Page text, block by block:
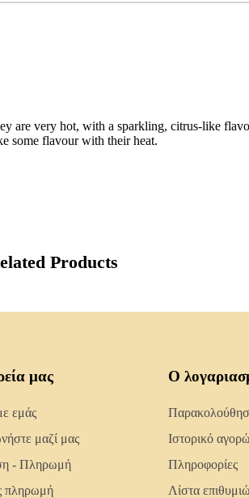
very hot, with a sparkling, citrus-like
some flavour with their heat.
Products
μας
εμάς
μαζί μας
- Πληρωμή
πληρωμή
Ο
Ιστορικό
Πληροφορίες
Λίστα